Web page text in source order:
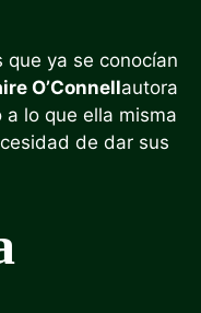
que ya se conocían
O’Connellautora
lo que ella misma
de dar sus